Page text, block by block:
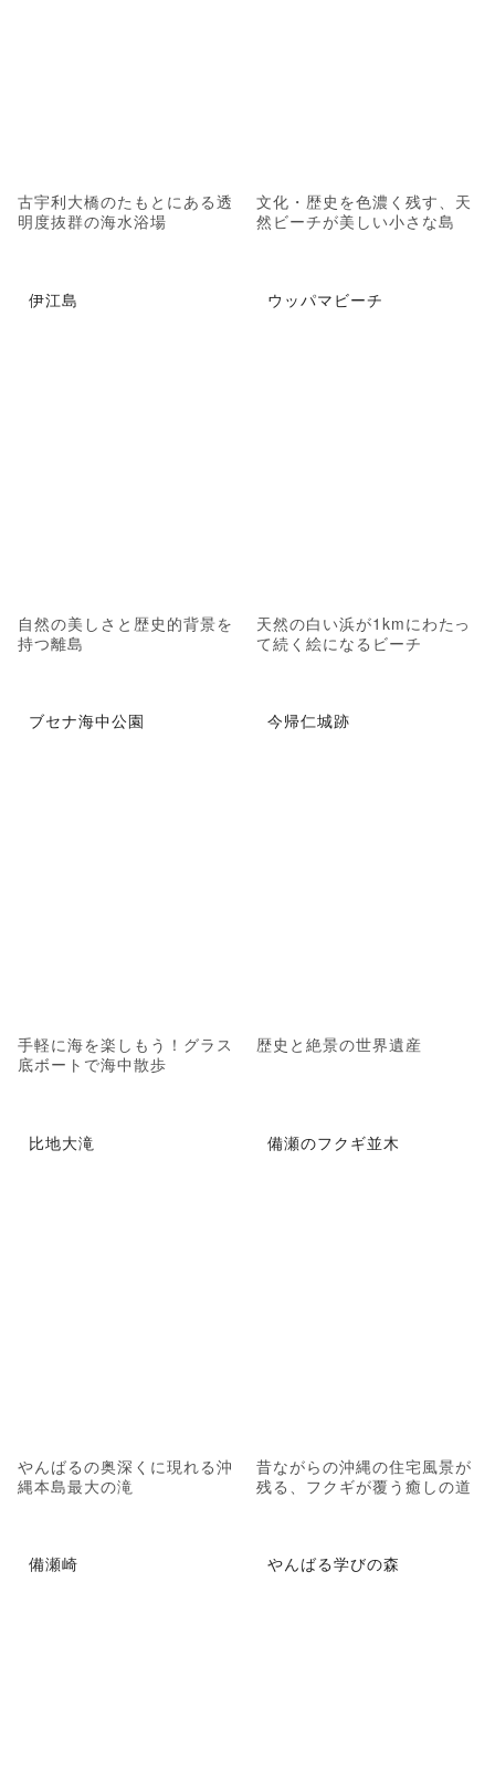
古宇利大橋のたもとにある透
明度抜群の海水浴場
文化・歴史を色濃く残す、天
然ビーチが美しい小さな島
伊江島
自然の美しさと歴史的背景を
持つ離島
ウッパマビーチ
天然の白い浜が1kmにわたっ
て続く絵になるビーチ
ブセナ海中公園
手軽に海を楽しもう！グラス
底ボートで海中散歩
今帰仁城跡
歴史と絶景の世界遺産
比地大滝
やんばるの奥深くに現れる沖
縄本島最大の滝
備瀬のフクギ並木
昔ながらの沖縄の住宅風景が
残る、フクギが覆う癒しの道
備瀬崎 やんばる学びの森